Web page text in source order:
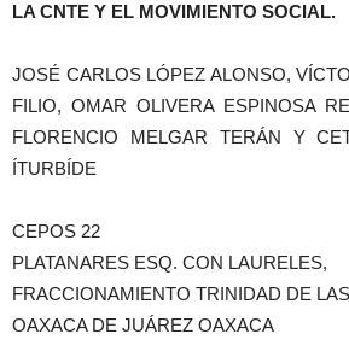
LA CNTE Y EL MOVIMIENTO SOCIAL.
JOSÉ CARLOS LÓPEZ ALONSO,
FILIO, OMAR OLIVERA ESPINOSA
FLORENCIO MELGAR TERÁN Y
ÍTURBÍDE
CEPOS 22
PLATANARES ESQ. CON LAURELES,
FRACCIONAMIENTO TRINIDAD DE
OAXACA DE JUÁREZ OAXACA